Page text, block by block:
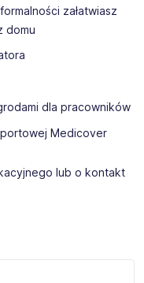
załatwiasz
domu
dla pracowników
Medicover
lub o kontakt